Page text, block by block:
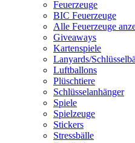
Feuerzeuge
BIC Feuerzeuge
Alle Feuerzeuge
Giveaways
Kartenspiele
Lanyards/
Luftballons
Plüschtiere
Schlüsselanhänger
Spiele
Spielzeuge
Stickers
Stressbälle